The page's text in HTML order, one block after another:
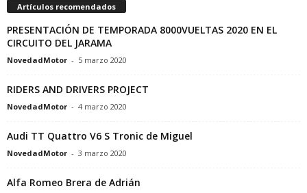
Artículos recomendados
PRESENTACIÓN DE TEMPORADA 8000VUELTAS 2020 EN EL
CIRCUITO DEL JARAMA
NovedadMotor - 5 marzo 2020
RIDERS AND DRIVERS PROJECT
NovedadMotor - 4 marzo 2020
Audi TT Quattro V6 S Tronic de Miguel
NovedadMotor - 3 marzo 2020
Alfa Romeo Brera de Adrián